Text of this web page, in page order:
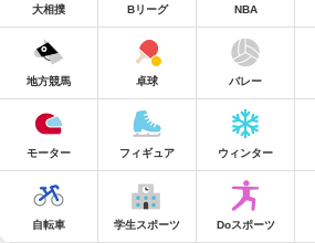
大相撲 Bリーグ NBA
地方競馬 卓球 バレー
モーター フィギュア ウィンター
自転車 学生スポーツ Doスポーツ